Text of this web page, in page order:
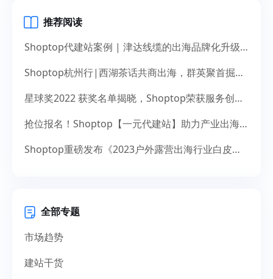
推荐阅读
Shoptop代建站案例 | 津达线缆的出海品牌化升级之道
Shoptop杭州行|西湖茶话共商出海，群英聚首掘金未来
星球奖2022 获奖名单揭晓，Shoptop荣获服务创新奖！
抢位报名！Shoptop【一元代建站】助力产业出海，献礼14周年
Shoptop重磅发布《2023户外露营出海行业白皮书》！聚焦150亿美元市场，探寻增长新机遇
全部专题
市场趋势
建站干货